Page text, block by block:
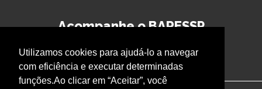
Utilizamos cookies para ajudá-lo a navegar
com eficiência e executar determinadas
funções.Ao clicar em “Aceitar”, você
Acompanhe o BARESSP